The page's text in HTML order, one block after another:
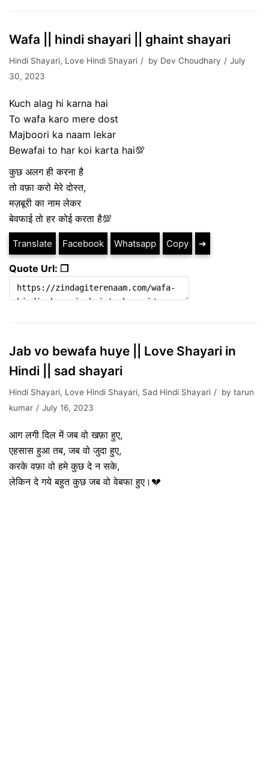
Wafa || hindi shayari || ghaint shayari
Hindi Shayari, Love Hindi Shayari by Dev Choudhary
July
30, 2023
Kuch alag hi karna hai
To wafa karo mere dost
Majboori ka naam lekar
Bewafai to har koi karta hai💯
कुछ अलग ही करना है
तो वफ़ा करो मेरे दोस्त,
मज़बूरी का नाम लेकर
बेवफाई तो हर कोई करता है💯
Translate Facebook Whatsapp Copy ➔
Quote Url: ❐
Jab vo bewafa huye || Love Shayari in
Hindi || sad shayari
Hindi Shayari, Love Hindi Shayari, Sad Hindi Shayari by tarun
kumar
July 16, 2023
आग लगी दिल में जब वो खफ़ा हुए,
एहसास हुआ तब, जब वो जुदा हुए,
करके वफ़ा वो हमे कुछ दे न सके,
लेकिन दे गये बहुत कुछ जब वो वेबफा हुए।💔